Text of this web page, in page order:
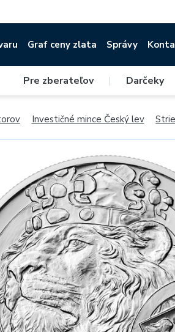
Graf ceny zlata Správy
Pre zberateľov | Darčeky
Investičné mince Český lev